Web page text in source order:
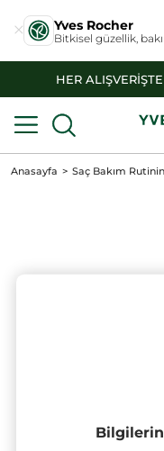
Yves Rocher
Bitkisel güzellik,
HER ALIŞVERİŞTE
Anasayfa Saç Bakım